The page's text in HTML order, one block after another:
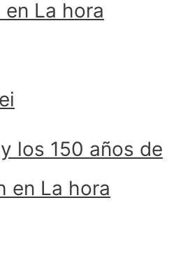
en La hora
los 150 años de
en La hora